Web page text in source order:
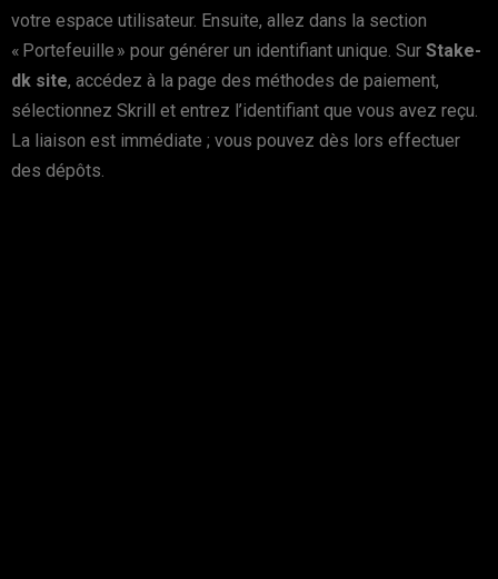
votre espace utilisateur. Ensuite, allez dans la section
« Portefeuille » pour générer un identifiant unique. Sur Stake-
dk site, accédez à la page des méthodes de paiement,
sélectionnez Skrill et entrez l’identifiant que vous avez reçu.
La liaison est immédiate ; vous pouvez dès lors effectuer
des dépôts.